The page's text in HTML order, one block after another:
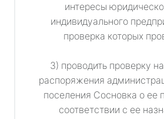
интересы
индивидуального
проверка которых
3) проводить проверку
распоряжения
поселения Сосновка о ее
соответствии с ее